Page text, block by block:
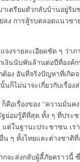
เตรียมตัวกลับบ้านอยู่ริม
ง การสู้รบตลอดแนวชา
จงรายละเอียดชัด ๆ ว่า
เงินนับพันล้านต่อปีที่องค์
ต้อง อันที่จริงปัญหาที่เกิด
นก็ไม่น่าจะเกี่ยวกับเรื่อง
คือเรื่องของ “ความมั่นค
ฐย่อมรู้ดีที่สุด ทั้ง ๆ ที่ประ
แต่ในฐานะประชาชน เร
ๆ ทั้งไทยและต่างชาติที่
กจะส่งกลับผู้ลี้ภัยคราวนี้